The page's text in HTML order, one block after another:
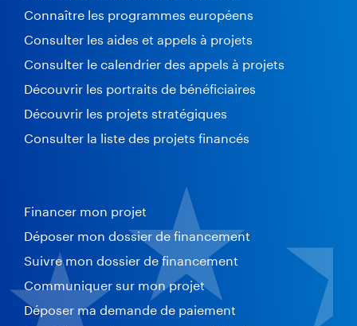
Connaître les programmes européens
Consulter les aides et appels à projets
Consulter le calendrier des appels à projets
Découvrir les portraits de bénéficiaires
Découvrir les projets stratégiques
Consulter la liste des projets financés
Financer mon projet
Déposer mon dossier de financement
Suivre mon dossier de financement
Communiquer sur mon projet
Déposer ma demande de paiement